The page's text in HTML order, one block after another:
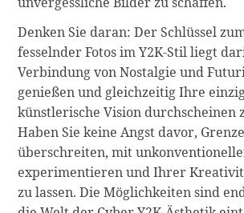
Denken Sie daran: Der Schlüssel
fesselnder Fotos im Y2K-Stil liegt
Verbindung von Nostalgie und
genießen und gleichzeitig Ihre
künstlerische Vision durchscheinen
Haben Sie keine Angst davor,
überschreiten, mit
experimentieren und Ihrer
zu lassen. Die Möglichkeiten sind